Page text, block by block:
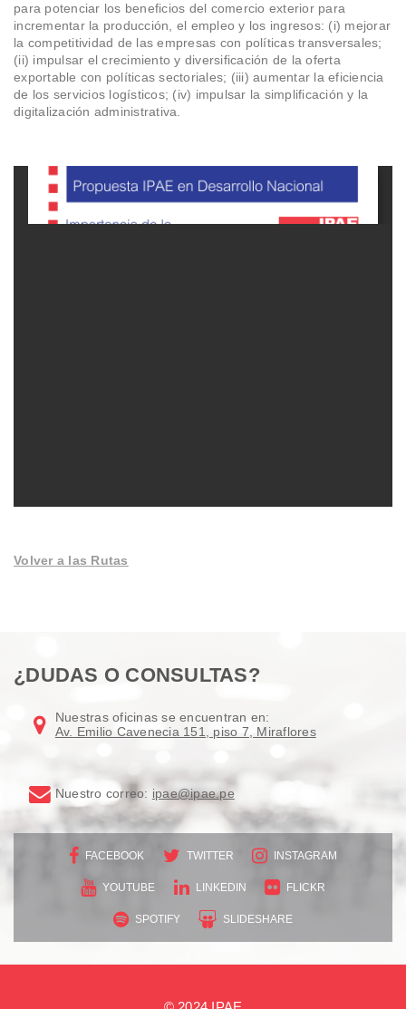
para potenciar los beneficios del comercio exterior para
incrementar la producción, el empleo y los ingresos: (i) mejorar
la competitividad de las empresas con políticas transversales;
(ii) impulsar el crecimiento y diversificación de la oferta
exportable con políticas sectoriales; (iii) aumentar la eficiencia
de los servicios logísticos; (iv) impulsar la simplificación y la
digitalización administrativa.
Volver a las Rutas
¿DUDAS O CONSULTAS?
Nuestras oficinas se encuentran en:
Av. Emilio Cavenecia 151, piso 7, Miraflores
Nuestro correo: ipae@ipae.pe
FACEBOOK TWITTER INSTAGRAM
YOUTUBE LINKEDIN FLICKR
SPOTIFY SLIDESHARE